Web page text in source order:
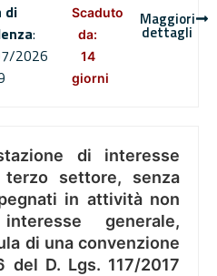
di
:
2026
Scaduto
da:
14
giorni
Maggiori
dettagli
di interesse
settore, senza
in attività non
generale,
di una convenzione
del D. Lgs. 117/2017